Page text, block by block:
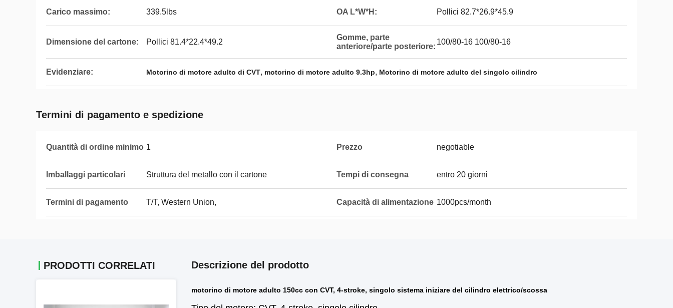
Carico massimo: 339.5lbs OA L*W*H: Pollici 82.7*26.9*45.9
Dimensione del cartone: Pollici 81.4*22.4*49.2
Gomme, parte
anteriore/parte posteriore:
100/80-16 100/80-16
Evidenziare: Motorino di motore adulto di CVT, motorino di motore adulto 9.3hp, Motorino di motore adulto del singolo cilindro
Termini di pagamento e spedizione
Quantità di ordine minimo 1 Prezzo negotiable
Imballaggi particolari Struttura del metallo con il cartone Tempi di consegna entro 20 giorni
Termini di pagamento T/T, Western Union, Capacità di alimentazione 1000pcs/month
PRODOTTI CORRELATI Descrizione del prodotto
motorino di motore adulto 150cc con CVT, 4-stroke, singolo sistema iniziare del cilindro elettrico/scossa